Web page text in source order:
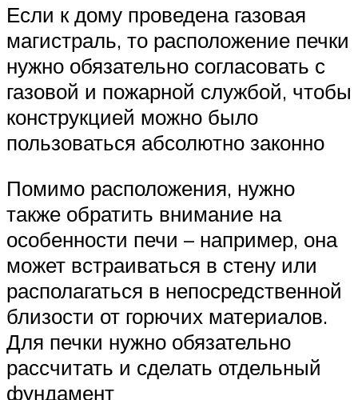
Если к дому проведена газовая
магистраль, то расположение печки
нужно обязательно согласовать с
газовой и пожарной службой, чтобы
конструкцией можно было
пользоваться абсолютно законно
Помимо расположения, нужно
также обратить внимание на
особенности печи – например, она
может встраиваться в стену или
располагаться в непосредственной
близости от горючих материалов.
Для печки нужно обязательно
рассчитать и сделать отдельный
фундамент